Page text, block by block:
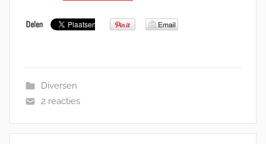
Diversen
2 reacties